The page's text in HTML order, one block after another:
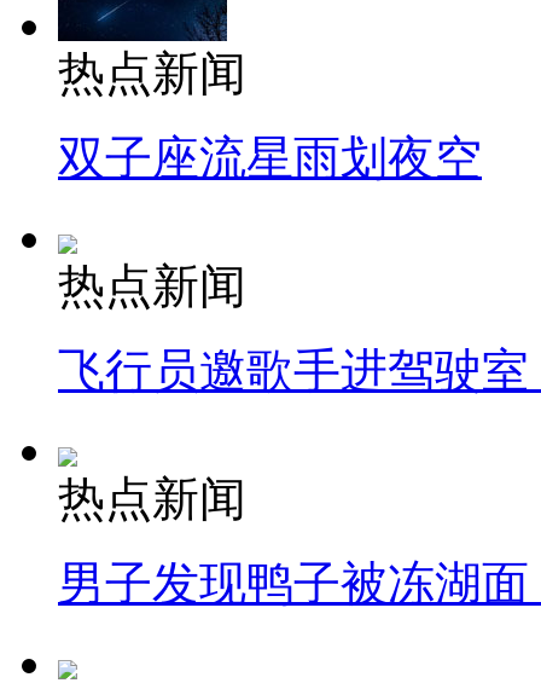
热点新闻
双子座流星雨划夜空
热点新闻
飞行员邀歌手进驾驶
热点新闻
男子发现鸭子被冻湖